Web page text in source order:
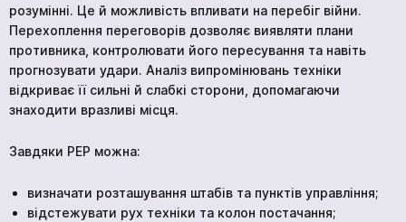
розумінні. Це й можливість впливати на перебіг війни.
Перехоплення переговорів дозволяє виявляти плани
противника, контролювати його пересування та навіть
прогнозувати удари. Аналіз випромінювань техніки
відкриває її сильні й слабкі сторони, допомагаючи
знаходити вразливі місця.
Завдяки РЕР можна:
визначати розташування штабів та пунктів управління;
відстежувати рух техніки та колон постачання;